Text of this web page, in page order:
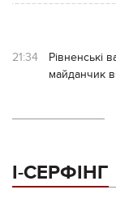
21:34
Рівненські
майданчик
І-СЕРФІНГ